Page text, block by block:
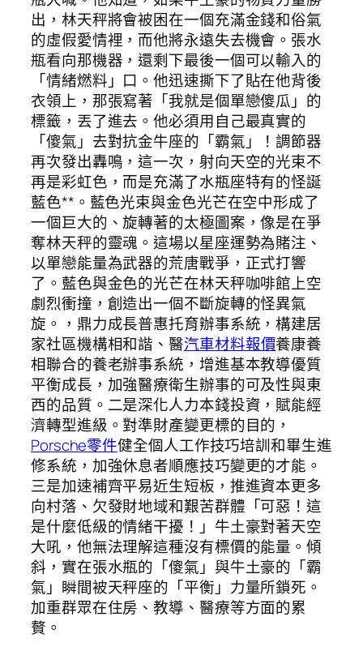
出，林天秤將會被困在一個充滿金錢和俗氣
的虛假愛情裡，而他將永遠失去機會。張水
瓶看向那機器，還剩下最後一個可以輸入的
「情緒燃料」口。他迅速撕下了貼在他背後
衣領上，那張寫著「我就是個單戀傻瓜」的
標籤，丟了進去。他必須用自己最真實的
「傻氣」去對抗金牛座的「霸氣」！調節器
再次發出轟鳴，這一次，射向天空的光束不
再是彩虹色，而是充滿了水瓶座特有的怪誕
藍色**。藍色光束與金色光芒在空中形成了
一個巨大的、旋轉著的太極圖案，像是在爭
奪林天秤的靈魂。這場以星座運勢為賭注、
以單戀能量為武器的荒唐戰爭，正式打響
了。藍色與金色的光芒在林天秤咖啡館上空
劇烈衝撞，創造出一個不斷旋轉的怪異氣
旋。，鼎力成長普惠托育辦事系統，構建居
家社區機構相和諧、醫汽車材料報價養康養
相聯合的養老辦事系統，增進基本教導優質
平衡成長，加強醫療衛生辦事的可及性與東
西的品質。二是深化人力本錢投資，賦能經
濟轉型進級。對準財產變更標的目的，
Porsche零件健全個人工作技巧培訓和畢生進
修系統，加強休息者順應技巧變更的才能。
三是加速補齊平易近生短板，推進資本更多
向村落、欠發財地域和艱苦群體「可惡！這
是什麼低級的情緒干擾！」牛土豪對著天空
大吼，他無法理解這種沒有標價的能量。傾
斜，實在張水瓶的「傻氣」與牛土豪的「霸
氣」瞬間被天秤座的「平衡」力量所鎖死。
加重群眾在住房、教導、醫療等方面的累
贅。